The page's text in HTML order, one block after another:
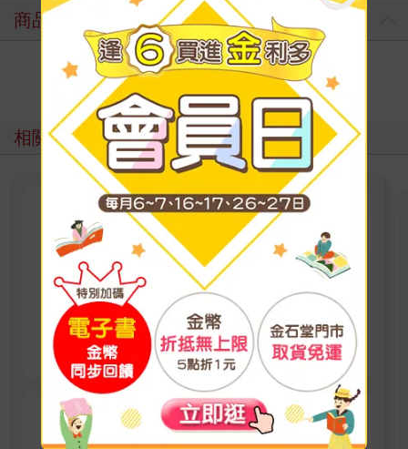
商品評價
寫評價
相關主題
金石堂電子書｜紳士出版成人漫
畫
紳士出版電子書新上架！上百本精選成人漫畫任
君挑選，無論戀愛、幻想或禁忌題材，隨時開讀
無負擔。 立即登入金石堂電子書館，體驗專屬你
的紳士閱讀時光。
看更多